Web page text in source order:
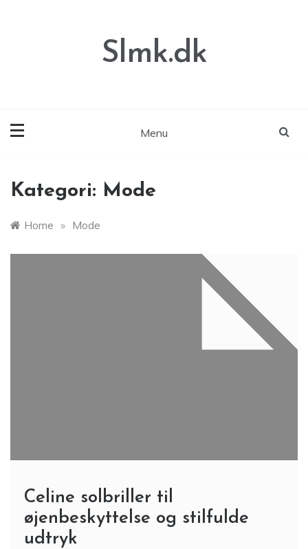
Slmk.dk
Menu
Kategori: Mode
Home » Mode
Celine solbriller til
øjenbeskyttelse og stilfulde
udtryk